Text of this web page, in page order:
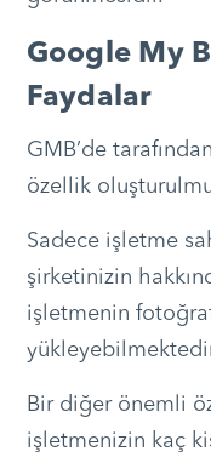
Google My
Faydalar
GMB’de
özellik
Sadece işletme
şirketinizin
işletmenin
Bir diğer önemli
işletmenizin kaç